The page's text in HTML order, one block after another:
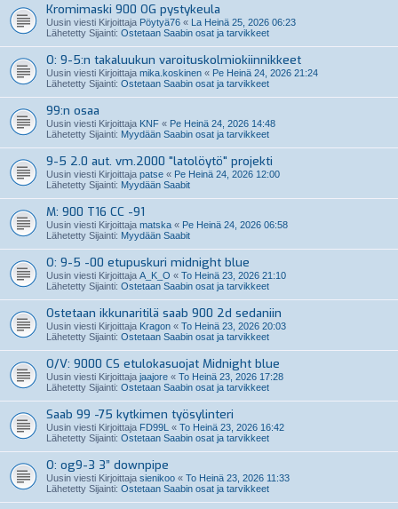
Kromimaski 900 OG pystykeula
Uusin viesti Kirjoittaja Pöytyä76 « La Heinä 25, 2026 06:23
Lähetetty Sijainti: Ostetaan Saabin osat ja tarvikkeet
O: 9-5:n takaluukun varoituskolmiokiinnikkeet
Uusin viesti Kirjoittaja mika.koskinen « Pe Heinä 24, 2026 21:24
Lähetetty Sijainti: Ostetaan Saabin osat ja tarvikkeet
99:n osaa
Uusin viesti Kirjoittaja KNF « Pe Heinä 24, 2026 14:48
Lähetetty Sijainti: Myydään Saabin osat ja tarvikkeet
9-5 2.0 aut. vm.2000 "latolöytö" projekti
Uusin viesti Kirjoittaja patse « Pe Heinä 24, 2026 12:00
Lähetetty Sijainti: Myydään Saabit
M: 900 T16 CC -91
Uusin viesti Kirjoittaja matska « Pe Heinä 24, 2026 06:58
Lähetetty Sijainti: Myydään Saabit
O: 9-5 -00 etupuskuri midnight blue
Uusin viesti Kirjoittaja A_K_O « To Heinä 23, 2026 21:10
Lähetetty Sijainti: Ostetaan Saabin osat ja tarvikkeet
Ostetaan ikkunaritilä saab 900 2d sedaniin
Uusin viesti Kirjoittaja Kragon « To Heinä 23, 2026 20:03
Lähetetty Sijainti: Ostetaan Saabin osat ja tarvikkeet
O/V: 9000 CS etulokasuojat Midnight blue
Uusin viesti Kirjoittaja jaajore « To Heinä 23, 2026 17:28
Lähetetty Sijainti: Ostetaan Saabin osat ja tarvikkeet
Saab 99 -75 kytkimen työsylinteri
Uusin viesti Kirjoittaja FD99L « To Heinä 23, 2026 16:42
Lähetetty Sijainti: Ostetaan Saabin osat ja tarvikkeet
O: og9-3 3” downpipe
Uusin viesti Kirjoittaja sienikoo « To Heinä 23, 2026 11:33
Lähetetty Sijainti: Ostetaan Saabin osat ja tarvikkeet